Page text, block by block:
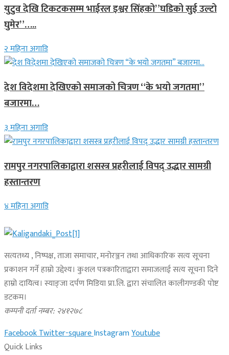
युटुव देखि टिकटकसम्म भाईरल इश्वर सिंहको”घडिको सुई उल्टो
घुमेर”…..
२ महिना अगाडि
देश विदेशमा देखिएको समाजको चित्रण “के भयो जगतमा”
बजारमा…
३ महिना अगाडि
रामपुर नगरपालिकाद्वारा शसस्त्र प्रहरीलाई विपद् उद्धार सामग्री
हस्तान्तरण
४ महिना अगाडि
सत्यतथ्य , निष्पक्ष, ताजा समाचार, मनोरञ्जन तथा आधिकारिक सत्य सूचना
प्रकाशन गर्ने हाम्रो उद्देश्य। कुशल पत्रकारिताद्वारा समाजलाई सत्य सूचना दिने
हाम्रो दायित्व। स्याङ्जा दर्पण मिडिया प्रा.लि. द्वारा संचालित कालीगण्डकी पोष्ट
डटकम।
कम्पनी दर्ता नम्बर: २४१२७८
FacebookTwitter-squareInstagramYoutube
Quick Links